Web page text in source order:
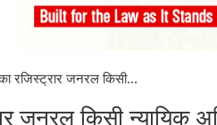
का रजिस्ट्रार जनरल किसी...
जनरल किसी